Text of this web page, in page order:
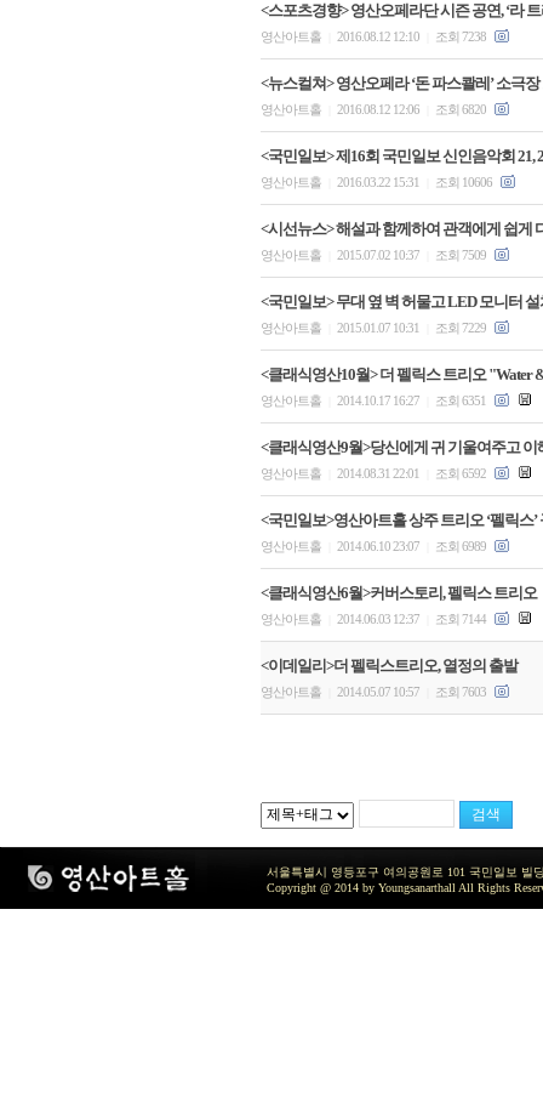
<스포츠경향> 영산오페라단 시즌 공연, ‘라 트
영산아트홀 2016.08.12 12:10 조회 7238
<뉴스컬쳐> 영산오페라 ‘돈 파스콸레’ 소극
영산아트홀 2016.08.12 12:06 조회 6820
<국민일보> 제16회 국민일보 신인음악회 21,
영산아트홀 2016.03.22 15:31 조회 10606
<시선뉴스> 해설과 함께하여 관객에게 쉽게
영산아트홀 2015.07.02 10:37 조회 7509
<국민일보> 무대 옆 벽 허물고 LED 모니터
영산아트홀 2015.01.07 10:31 조회 7229
<클래식영산10월> 더 펠릭스 트리오 "Water
영산아트홀 2014.10.17 16:27 조회 6351
<클래식영산9월>당신에게 귀 기울여주고
영산아트홀 2014.08.31 22:01 조회 6592
<국민일보>영산아트홀 상주 트리오 ‘펠릭스
영산아트홀 2014.06.10 23:07 조회 6989
<클래식영산6월>커버스토리, 펠릭스 트리오
영산아트홀 2014.06.03 12:37 조회 7144
<이데일리>더 펠릭스트리오, 열정의 출발
영산아트홀 2014.05.07 10:57 조회 7603
서울특별시 영등포구 여의공원로 101 국민일보 빌
Copyright @ 2014 by Youngsanarthall All Rights